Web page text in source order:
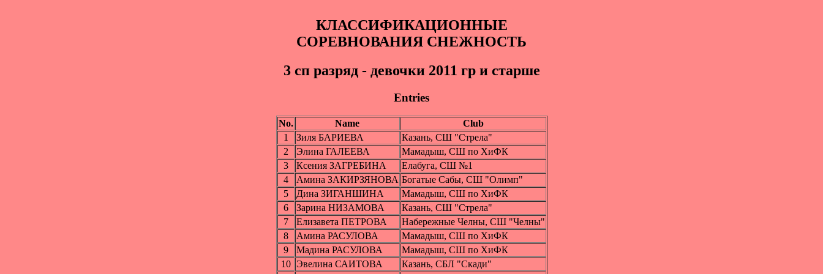
КЛАССИФИКАЦИОННЫЕ
СОРЕВНОВАНИЯ СНЕЖНОСТЬ
3 cп разряд - девочки 2011 гр и старше
Entries
No. Name
Club
1
Зиля БАРИЕВА
Казань, СШ "Стрела"
2
Элина ГАЛЕЕВА
Мамадыш, СШ по ХиФК
3
Ксения ЗАГРЕБИНА
Елабуга, СШ №1
4
Амина ЗАКИРЗЯНОВА Богатые Сабы, СШ "Олимп"
5
Дина ЗИГАНШИНА
Мамадыш, СШ по ХиФК
6
Зарина НИЗАМОВА
Казань, СШ "Стрела"
7
Елизавета ПЕТРОВА
Набережные Челны, СШ "Челны"
8
Амина РАСУЛОВА
Мамадыш, СШ по ХиФК
9
Мадина РАСУЛОВА
Мамадыш, СШ по ХиФК
10 Эвелина САИТОВА
Казань, СБЛ "Скади"